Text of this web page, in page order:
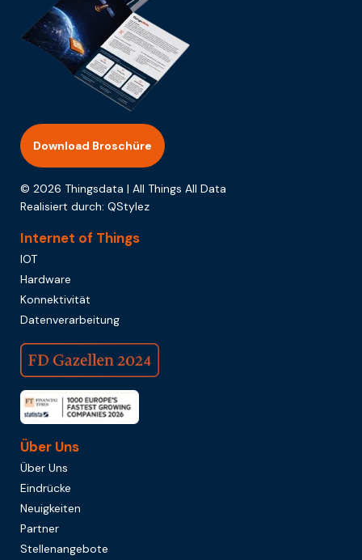
Download Broschüre
© 2026 Thingsdata | All Things All Data
Realisiert durch: QStylez
Internet of Things
IOT
Hardware
Konnektivität
Datenverarbeitung
Über Uns
Über Uns
Eindrücke
Neuigkeiten
Partner
Stellenangebote